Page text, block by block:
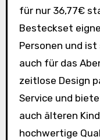
für nur 36,77€
Besteckset
Personen und
auch für das
zeitlose Design
Service und
auch älteren
hochwertige